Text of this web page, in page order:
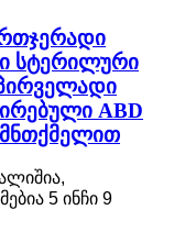
სტერილური
ABD
5 ინჩი 9